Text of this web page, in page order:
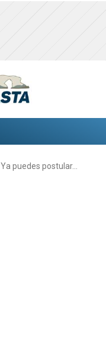
Ya puedes postular…